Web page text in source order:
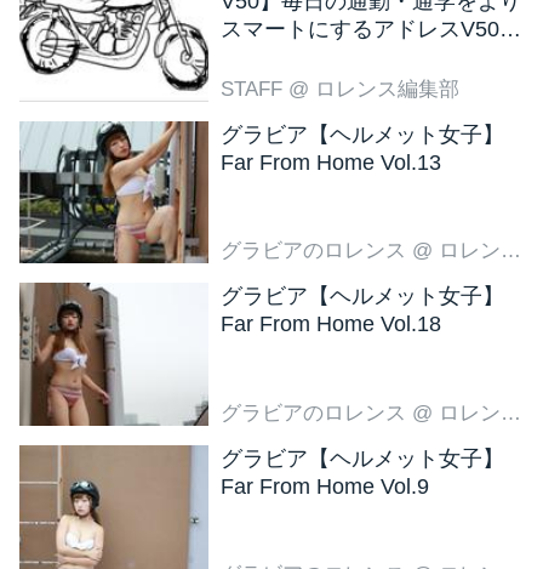
スマートにするアドレスV50
STAFF @ ロレンス編集部
グラビア【ヘルメット女子】
Far From Home Vol.13
グラビアのロレンス @ ロレンス編集部
グラビア【ヘルメット女子】
Far From Home Vol.18
グラビアのロレンス @ ロレンス編集部
グラビア【ヘルメット女子】
Far From Home Vol.9